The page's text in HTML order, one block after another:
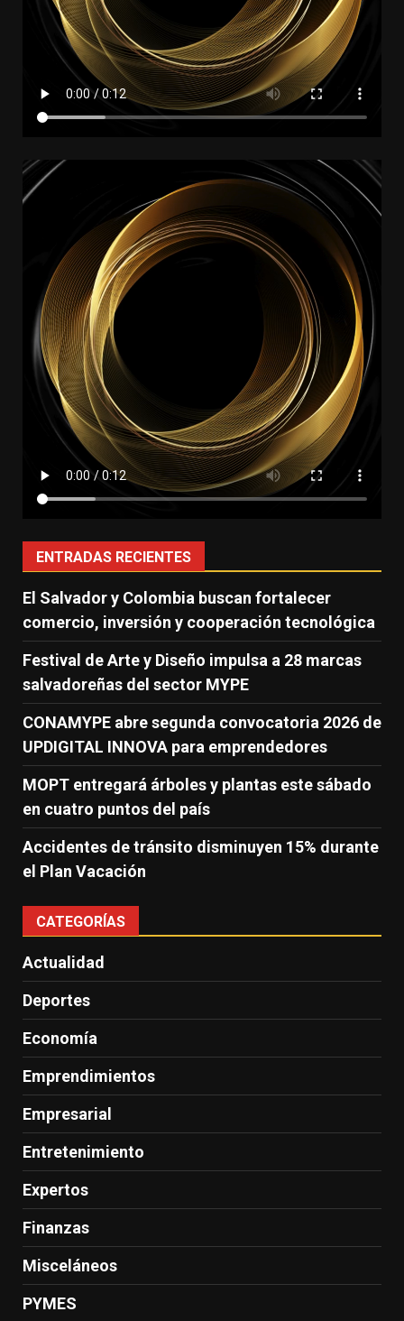
ENTRADAS RECIENTES
El Salvador y Colombia buscan fortalecer
comercio, inversión y cooperación tecnológica
Festival de Arte y Diseño impulsa a 28 marcas
salvadoreñas del sector MYPE
CONAMYPE abre segunda convocatoria 2026 de
UPDIGITAL INNOVA para emprendedores
MOPT entregará árboles y plantas este sábado
en cuatro puntos del país
Accidentes de tránsito disminuyen 15% durante
el Plan Vacación
CATEGORÍAS
Actualidad
Deportes
Economía
Emprendimientos
Empresarial
Entretenimiento
Expertos
Finanzas
Misceláneos
PYMES